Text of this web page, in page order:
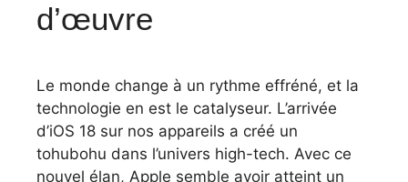
d’œuvre
Le monde change à un rythme effréné, et la
technologie en est le catalyseur. L’arrivée
d’iOS 18 sur nos appareils a créé un
tohubohu dans l’univers high-tech. Avec ce
nouvel élan, Apple semble avoir atteint un